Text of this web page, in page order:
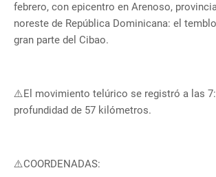
febrero, con epicentro en Arenoso,
noreste de República Dominicana: el
gran parte del Cibao.
⚠️El movimiento telúrico se registró a las
profundidad de 57 kilómetros.
⚠️COORDENADAS: